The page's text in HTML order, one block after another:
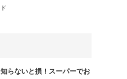
ド
知らないと損！スーパーでお